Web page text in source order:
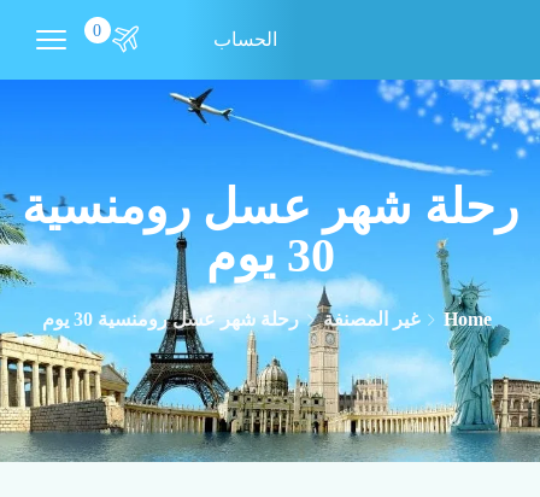
الحساب 0
رحلة شهر عسل رومنسية
30 يوم
Home غير المصنفة رحلة شهر عسل رومنسية 30 يوم